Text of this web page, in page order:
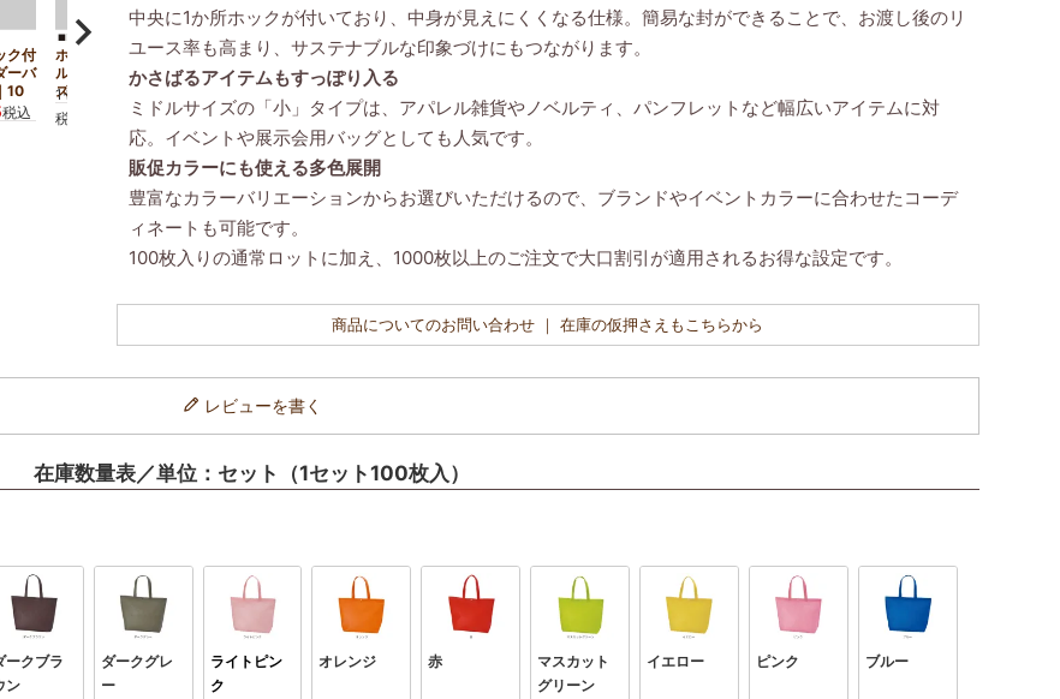
ク付
ーバ
10
税込
ホック付き不織布ショ
ルダーバッグ 小サイ
ズ｜100枚入～
1セット 10,890
税込
【名入れ／リピーター
専用】ホック付き不織
布ショルダーバッグ
小サイズ｜100枚入
1セット ¥11,550
税込
中央に1か所ホックが付いており、中身が見えにくくなる仕様。簡易な封ができることで、お渡し後のリ
ユース率も高まり、サステナブルな印象づけにもつながります。
かさばるアイテムもすっぽり入る
ミドルサイズの「小」タイプは、アパレル雑貨やノベルティ、パンフレットなど幅広いアイテムに対
応。イベントや展示会用バッグとしても人気です。
販促カラーにも使える多色展開
豊富なカラーバリエーションからお選びいただけるので、ブランドやイベントカラーに合わせたコーデ
ィネートも可能です。
100枚入りの通常ロットに加え、1000枚以上のご注文で大口割引が適用されるお得な設定です。
商品についてのお問い合わせ ｜ 在庫の仮押さえもこちらから
レビューを書く
在庫数量表／単位：セット（1セット100枚入）
ークブラ
ン
ダークグレ
ー
ライトピン
ク
オレンジ 赤
マスカット
グリーン
イエロー ピンク ブルー